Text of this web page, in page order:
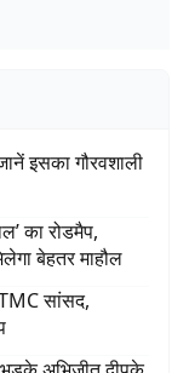
इसका गौरवशाली
का रोडमैप,
बेहतर माहौल
सांसद,